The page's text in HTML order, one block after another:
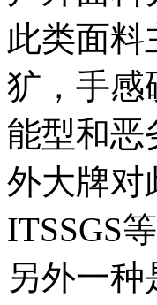
此类面料
犷，手感
能型和恶
外大牌对
ITSSGS
另外一